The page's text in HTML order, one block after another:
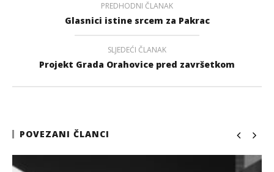
PREDHODNI ČLANAK
Glasnici istine srcem za Pakrac
SLJEDEĆI ČLANAK
Projekt Grada Orahovice pred završetkom
POVEZANI ČLANCI